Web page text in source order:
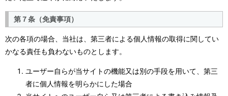
第７条（免責事項）
次の各項の場合、当社は、第三者による個人情報の取得に関してい
かなる責任も負わないものとします。
ユーザー自らが当サイトの機能又は別の手段を用いて、第三
者に個人情報を明らかにした場合